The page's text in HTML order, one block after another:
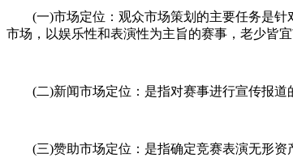
(一)市场定位：观众市场策划的主要任务是针
市场，以娱乐性和表演性为主旨的赛事，老少皆
(二)新闻市场定位：是指对赛事进行宣传报道
(三)赞助市场定位：是指确定竞赛表演无形资